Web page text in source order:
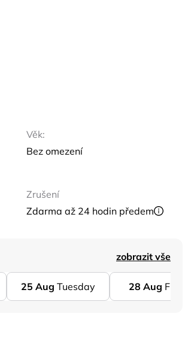
Věk:
Bez omezení
Zrušení
Zdarma až 24 hodin předem
zobrazit vše
25 Aug Tuesday 28 Aug Friday